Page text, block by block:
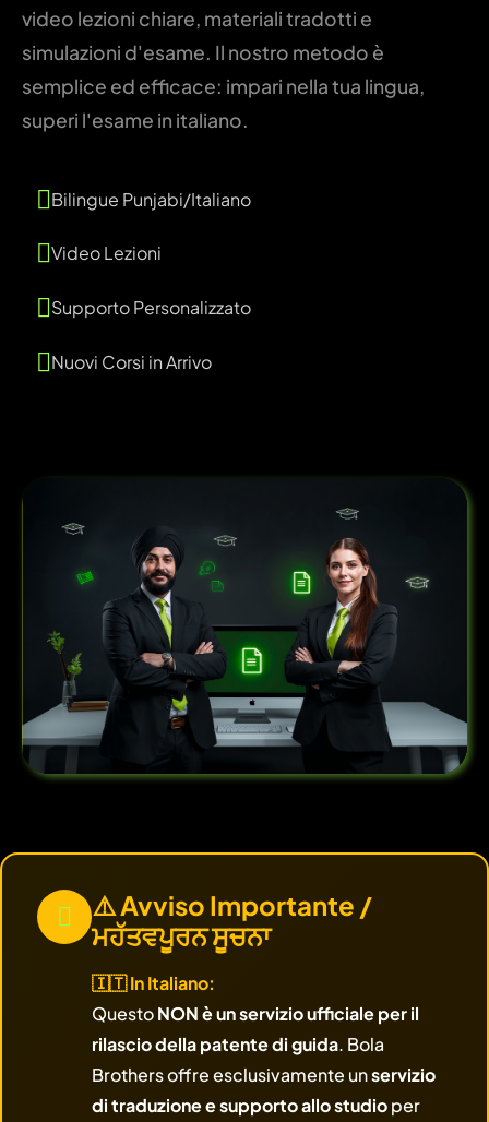
video lezioni chiare, materiali tradotti e
simulazioni d'esame. Il nostro metodo è
semplice ed efficace: impari nella tua lingua,
superi l'esame in italiano.
Bilingue Punjabi/Italiano
Video Lezioni
Supporto Personalizzato
Nuovi Corsi in Arrivo
⚠️ Avviso Importante /
ਮਹੱਤਵਪੂਰਨ ਸੂਚਨਾ
🇮🇹 In Italiano:
QuestoNON è un servizio ufficiale per il
rilascio della patente di guida. Bola
Brothers offre esclusivamente unservizio
di traduzione e supporto allo studioper